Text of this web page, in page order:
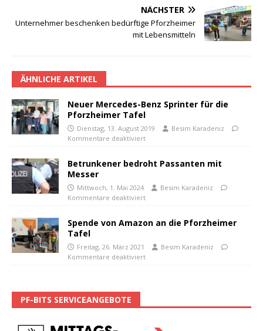
NÄCHSTER
Unternehmer beschenken bedürftige Pforzheimer
mit Lebensmitteln
ÄHNLICHE ARTIKEL
Neuer Mercedes-Benz Sprinter für die
Pforzheimer Tafel
Dienstag, 13. August 2019
Besim Karadeniz
Kommentare deaktiviert
Betrunkener bedroht Passanten mit
Messer
Mittwoch, 1. Mai 2024
Besim Karadeniz
Kommentare deaktiviert
Spende von Amazon an die Pforzheimer
Tafel
Freitag, 26. März 2021
Besim Karadeniz
Kommentare deaktiviert
PF-BITS SERVICEANGEBOTE